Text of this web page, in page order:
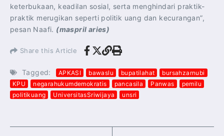
keterbukaan, keadilan sosial, serta menghindari praktik-
praktik merugikan seperti politik uang dan kecurangan”,
pesan Naafi. (maspril aries)
Share this Article
Tagged: APKASI bawaslu bupatilahat
bursahzarnubi
KPU
negarahukumdemokratis pancasila Panwas
pemilu
politikuang
UniversitasSriwijaya unsri